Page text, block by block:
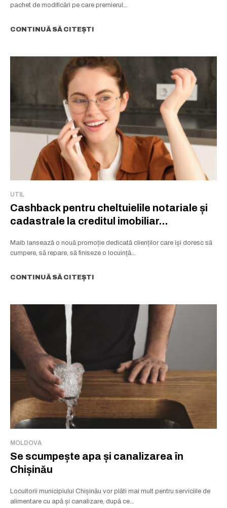
pachet de modificări pe care premierul...
CONTINUĂ SĂ CITEȘTI
UTIL
Cashback pentru cheltuielile notariale și
cadastrale la creditul imobiliar...
Maib lansează o nouă promoție dedicată clienților care își doresc să
cumpere, să repare, să finiseze o locuință...
CONTINUĂ SĂ CITEȘTI
MOLDOVA
Se scumpește apa și canalizarea în
Chișinău
Locuitorii municipiului Chișinău vor plăti mai mult pentru serviciile de
alimentare cu apă și canalizare, după ce...